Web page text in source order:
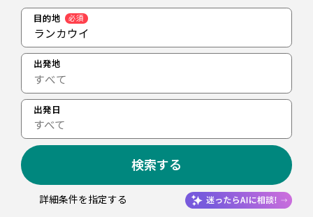
目的地 必須
ランカウイ
出発地
出発日
すべて
検索する
詳細条件を指定する